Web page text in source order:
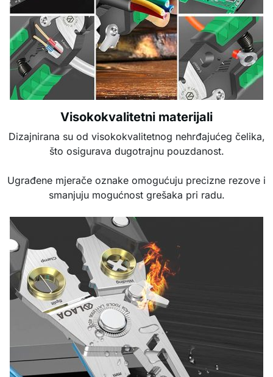
Visokokvalitetni materijali
Dizajnirana su od visokokvalitetnog nehrđajućeg čelika,
što osigurava dugotrajnu pouzdanost.
Ugrađene mjerače oznake omogućuju precizne rezove i
smanjuju mogućnost grešaka pri radu.